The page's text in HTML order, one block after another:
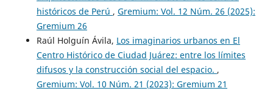
históricos de Perú , Gremium: Vol. 12 Núm. 26 (2025):
Gremium 26
Raúl Holguín Ávila, Los imaginarios urbanos en El
Centro Histórico de Ciudad Juárez: entre los límites
difusos y la construcción social del espacio. ,
Gremium: Vol. 10 Núm. 21 (2023): Gremium 21